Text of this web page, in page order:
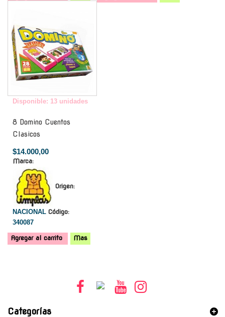
Disponible: 13 unidades
8 Domino Cuentos
Clasicos
$14.000,00
Marca:
Origen:
NACIONAL Código:
340087
Agregar al carrito Mas
Categorías